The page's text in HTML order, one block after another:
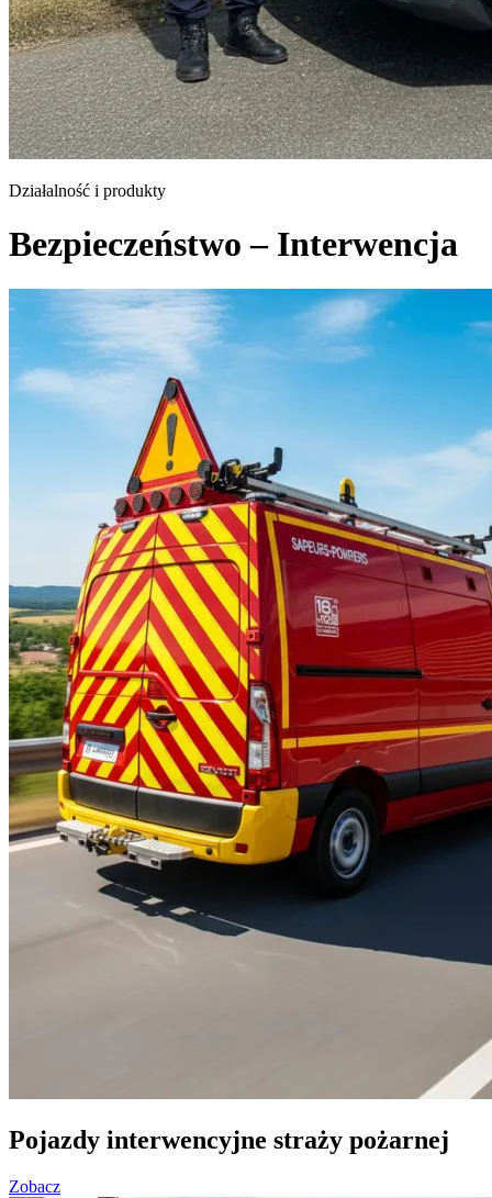
Działalność i produkty
Bezpieczeństwo – Interwencja
Pojazdy interwencyjne straży pożarnej
Zobacz